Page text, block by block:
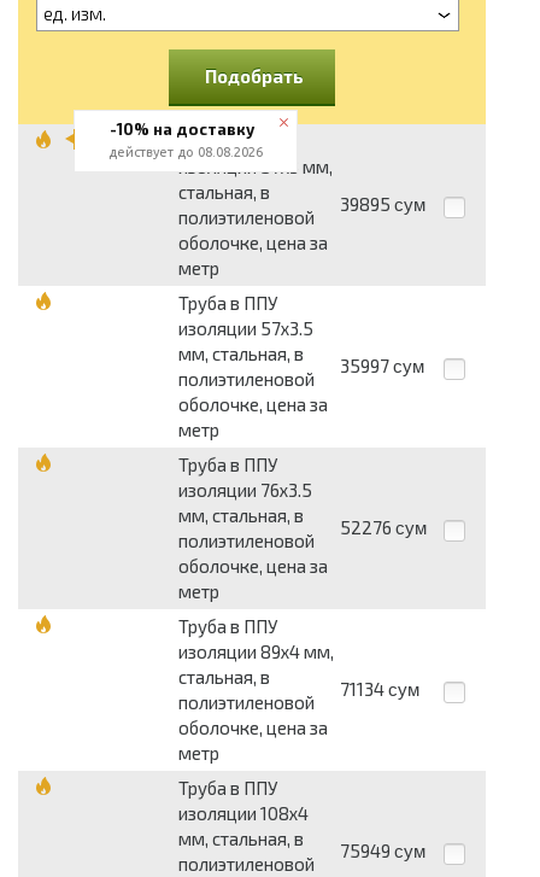
ед. изм.
Подобрать
Труба в ППУ
изоляции 57x3 мм,
стальная, в
полиэтиленовой
оболочке, цена за
метр
39895 сум
Труба в ППУ
изоляции 57x3.5
мм, стальная, в
полиэтиленовой
оболочке, цена за
метр
35997 сум
Труба в ППУ
изоляции 76x3.5
мм, стальная, в
полиэтиленовой
оболочке, цена за
метр
52276 сум
Труба в ППУ
изоляции 89x4 мм,
стальная, в
полиэтиленовой
оболочке, цена за
метр
71134 сум
Труба в ППУ
изоляции 108x4
мм, стальная, в
полиэтиленовой
75949 сум
-10% на доставку
действует до 08.08.2026